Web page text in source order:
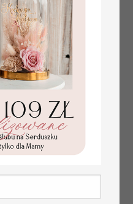
Promocja:
PLN/125.00 PLN